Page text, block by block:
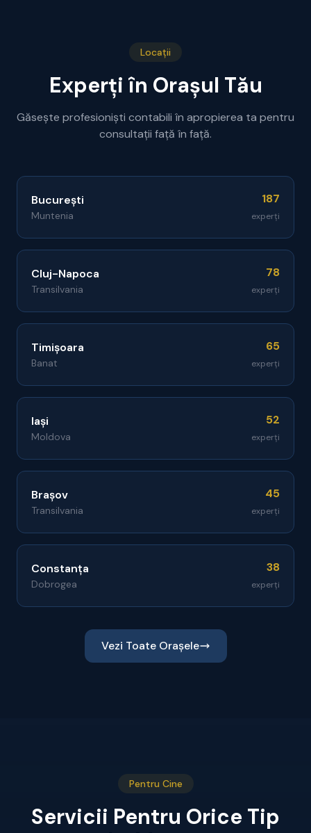
Locații
Experți în Orașul Tău
Găsește profesioniști contabili în apropierea ta pentru
consultații față în față.
București
Muntenia
187
experți
Cluj-Napoca
Transilvania
78
experți
Timișoara
Banat
65
experți
Iași
Moldova
52
experți
Brașov
Transilvania
45
experți
Constanța
Dobrogea
38
experți
Vezi Toate Orașele
Pentru Cine
Servicii Pentru Orice Tip